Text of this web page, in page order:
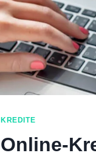
KREDITE
Online-